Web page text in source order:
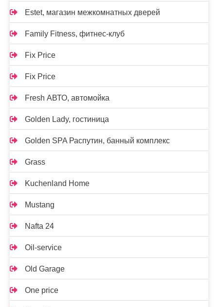
Estet, магазин межкомнатных дверей
Family Fitness, фитнес-клуб
Fix Price
Fix Price
Fresh АВТО, автомойка
Golden Lady, гостиница
Golden SPA Распутин, банный комплекс
Grass
Kuchenland Home
Mustang
Nafta 24
Oil-service
Old Garage
One price